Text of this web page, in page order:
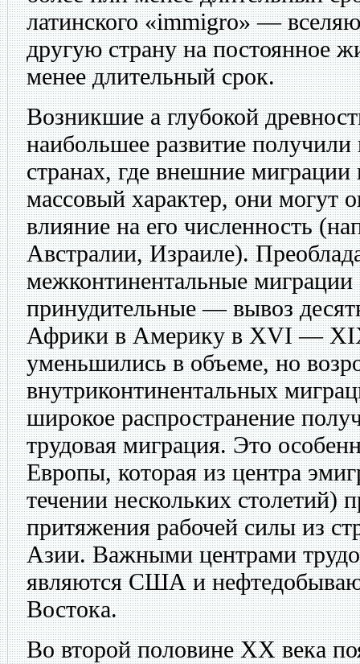
латинского «immigro» —
другую страну на постоянное
менее длительный срок.
Возникшие а глубокой
наибольшее развитие
странах, где внешние
массовый характер, они могут
влияние на его численность
Австралии, Израиле).
межконтинентальные миграции
принудительные — вывоз
Африки в Америку в XVI —
уменьшились в объеме, но
внутриконтинентальных
широкое распространение
трудовая миграция. Это
Европы, которая из центра
течении нескольких столетий)
притяжения рабочей силы из
Азии. Важными центрами
являются США и
Востока.
Во второй половине XX века